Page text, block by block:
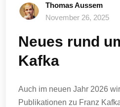
Thomas Aussem
November 26, 2025
Neues rund
Kafka
Auch im neuen Jahr 2026
Publikationen zu Franz